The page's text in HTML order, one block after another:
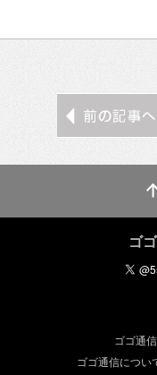
ゴ
ゴゴ通
ゴゴ通信につい